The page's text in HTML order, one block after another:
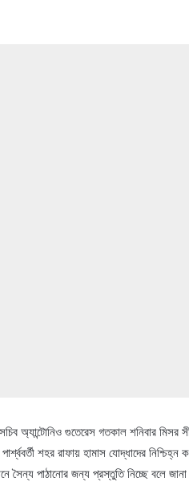
অ্যান্টোনিও গুতেরেস গতকাল শনিবার
শহর রাফায় হামাস যোদ্ধাদের
সৈন্য পাঠানোর জন্য প্রস্তুতি নিচ্ছে বলে